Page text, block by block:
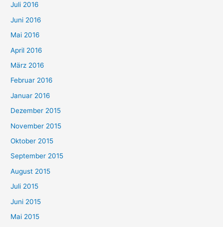
Juli 2016
Juni 2016
Mai 2016
April 2016
März 2016
Februar 2016
Januar 2016
Dezember 2015
November 2015
Oktober 2015
September 2015
August 2015
Juli 2015
Juni 2015
Mai 2015